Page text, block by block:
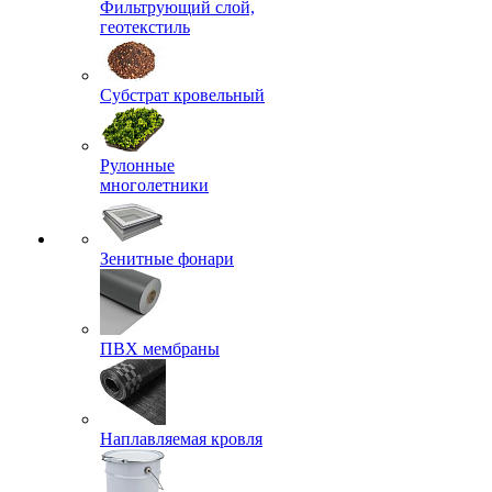
Фильтрующий слой,
геотекстиль
Субстрат кровельный
Рулонные
многолетники
Зенитные фонари
ПВХ мембраны
Наплавляемая кровля